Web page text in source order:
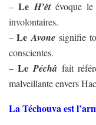
– LeH’èt évoque
involontaires.
–LeAvone signifie
conscientes.
–LePéchâ fait
malveillante envers
La Téchouva est